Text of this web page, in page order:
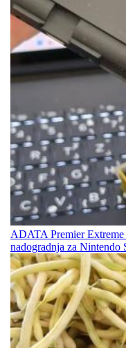
ADATA Premier
nadogradnja za Nintendo